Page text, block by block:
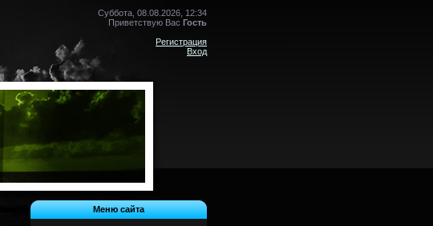
Суббота, 08.08.2026, 12:34
Приветствую Вас Гость
Регистрация
Вход
Меню сайта